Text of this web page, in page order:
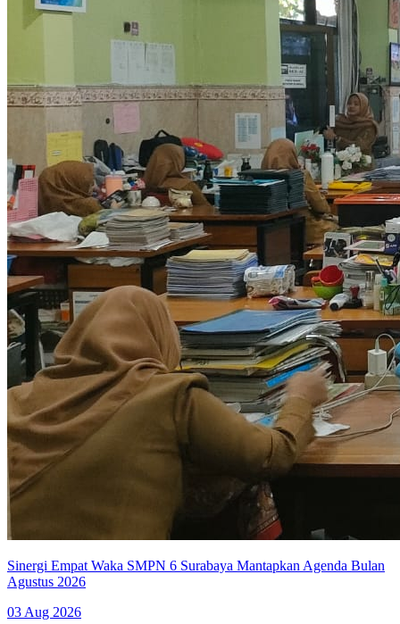
Sinergi Empat Waka SMPN 6 Surabaya Mantapkan Agenda Bulan
Agustus 2026
03 Aug 2026